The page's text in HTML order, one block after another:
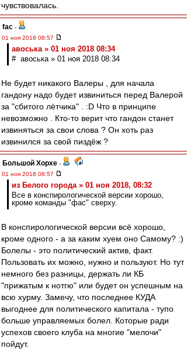
чувствовалась.
fac -
01 ноя 2018 08:57
авоська » 01 ноя 2018 08:34
# авоська » 01 ноя 2018 08:34
Не будет никакого Валеры , для начала
гандону надо будет извиниться перед Валерой
за "сбитого лётчика" . :D Что в принципе
невозможно . Кто-то верит что гандон станет
извиняться за свои слова ? Он хоть раз
извинился за свой пиздёж ?
Большой Хорхе -
01 ноя 2018 08:57
из Белого города » 01 ноя 2018, 08:32
Все в конспирологической версии хорошо,
кроме команды "фас" сверху.
В конспирологической версии всё хорошо,
кроме одного - а за каким хуем оно Самому? :)
Болелы - это политический актив, факт.
Пользовать их можно, нужно и пользуют. Но тут
немного без разницы, держать ли КБ
"прижатым к нотгю" или будет он успешным на
всю хурму. Замечу, что последнее КУДА
выгоднее для политического капитала - тупо
больше управляемых болел. Которые ради
успехов своего клуба на многие "мелочи"
пойдут.